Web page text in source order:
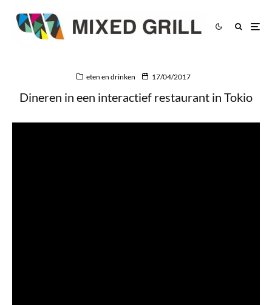
eten en drinken 17/04/2017
Dineren in een interactief restaurant in Tokio